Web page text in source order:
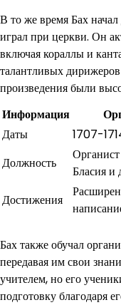
В то же время Бах
играл при церкви. Он
включая кораллы и
талантливых
произведения были
Информация
Даты
1707-
Должность
Бласия и
Достижения
Бах также обучал
передавая им свои
учителем, но его
подготовку благодаря